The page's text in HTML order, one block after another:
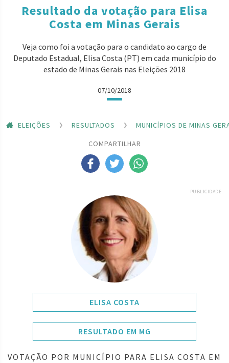
Resultado da votação para Elisa
Costa em Minas Gerais
Veja como foi a votação para o candidato ao cargo de
Deputado Estadual, Elisa Costa (PT) em cada município do
estado de Minas Gerais nas Eleições 2018
07/10/2018
ELEIÇÕES RESULTADOS
MUNICÍPIOS DE MINAS
COMPARTILHAR
PUBLICIDADE
ELISA COSTA
RESULTADO EM MG
VOTAÇÃO POR MUNICÍPIO PARA ELISA COSTA EM